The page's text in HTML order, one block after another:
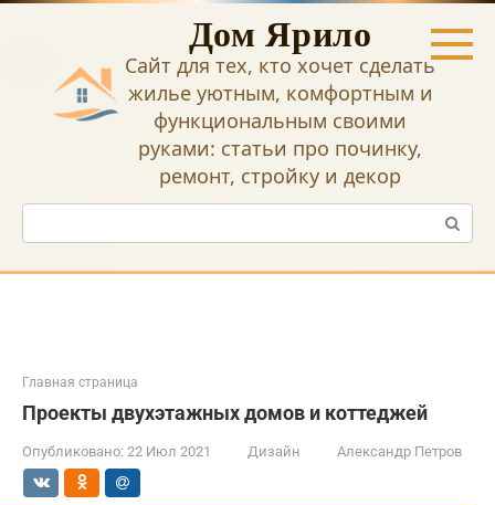
Перейти
Дом Ярило
Сайт для тех, кто хочет сделать
жилье уютным, комфортным и
функциональным своими
руками: статьи про починку,
ремонт, стройку и декор
Поиск:
Главная страница
Проекты двухэтажных домов и коттеджей
Опубликовано: 22 Июл 2021 Дизайн Александр Петров